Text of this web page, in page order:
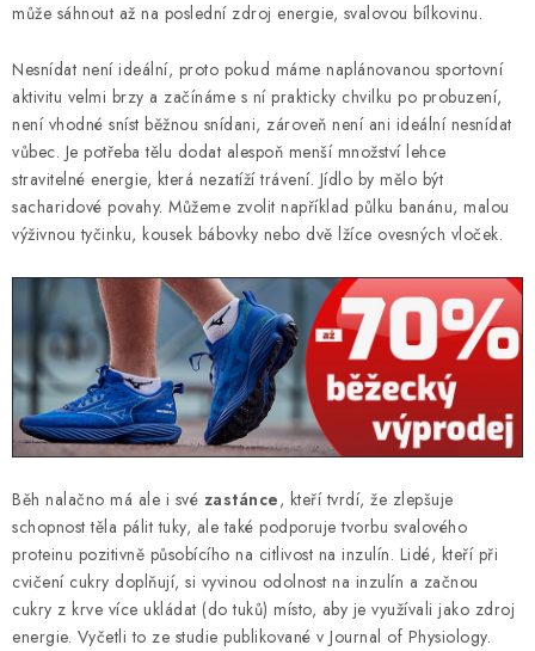
Ochrana osobních údajů
Zásady používání souborů cookies
Kontakt
může sáhnout až na poslední zdroj energie, svalovou bílkovinu.
Nesnídat není ideální, proto pokud máme naplánovanou sportovní
aktivitu velmi brzy a začínáme s ní prakticky chvilku po probuzení,
není vhodné sníst běžnou snídani, zároveň není ani ideální nesnídat
vůbec. Je potřeba tělu dodat alespoň menší množství lehce
stravitelné energie, která nezatíží trávení. Jídlo by mělo být
sacharidové povahy. Můžeme zvolit například půlku banánu, malou
výživnou tyčinku, kousek bábovky nebo dvě lžíce ovesných vloček.
Běh nalačno má ale i své zastánce, kteří tvrdí, že zlepšuje
schopnost těla pálit tuky, ale také podporuje tvorbu svalového
proteinu pozitivně působícího na citlivost na inzulín. Lidé, kteří při
cvičení cukry doplňují, si vyvinou odolnost na inzulín a začnou
cukry z krve více ukládat (do tuků) místo, aby je využívali jako zdroj
energie. Vyčetli to ze studie publikované v Journal of Physiology.